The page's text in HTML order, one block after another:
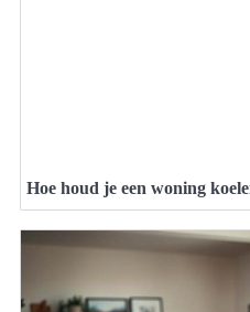
Hoe houd je een woning